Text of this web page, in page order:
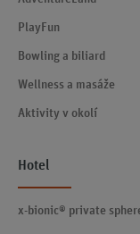
PlayFun
Bowling a biliard
Wellness a masáže
Aktivity v okolí
Hotel
x-bionic® private